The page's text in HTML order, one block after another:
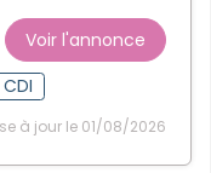
Voir l'annonce
CDI
à jour le 01/08/2026